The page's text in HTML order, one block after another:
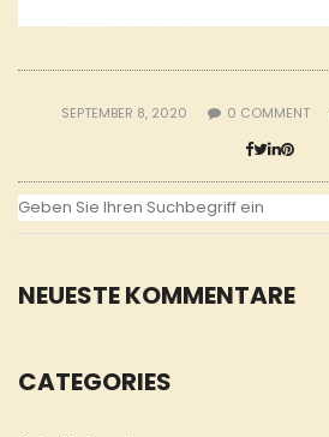
NEUESTE KOMMENTARE
CATEGORIES
SEPTEMBER 8, 2020 0 COMMENT